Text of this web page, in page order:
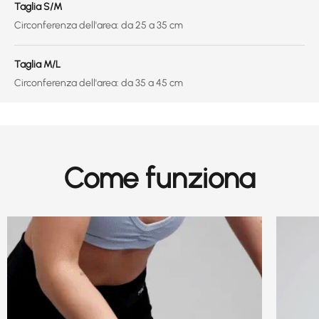
Taglia S/M
Circonferenza dell'area: da 25 a 35 cm
Taglia M/L
Circonferenza dell'area: da 35 a 45 cm
Come funziona